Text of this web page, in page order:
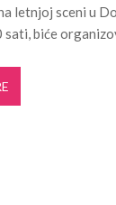
prirodno i
Ilkića Birte
ljubitelje tradicije i
Pančevo
je narod u
Misa: Na mrežu će
letnjoj sceni u
biće